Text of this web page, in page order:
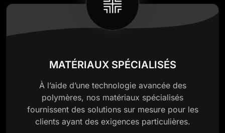
MATÉRIAUX SPÉCIALISÉS
À l’aide d’une technologie avancée des
polymères, nos matériaux spécialisés
fournissent des solutions sur mesure pour les
clients ayant des exigences particulières.